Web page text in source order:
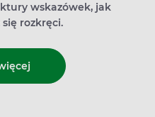
wskazówek, jak
rozkręci.